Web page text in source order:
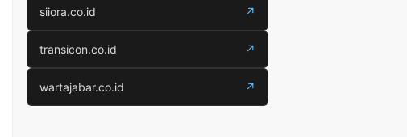
siiora.co.id ↗
transicon.co.id ↗
wartajabar.co.id ↗